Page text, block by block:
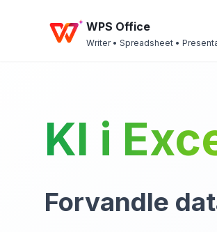
WPS Office
Writer • Spreadsheet •
KI i
Forvandle